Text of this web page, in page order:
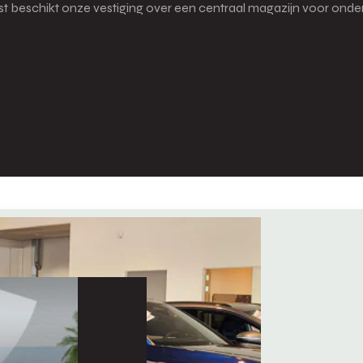
beschikt onze vestiging over een centraal magazijn voor